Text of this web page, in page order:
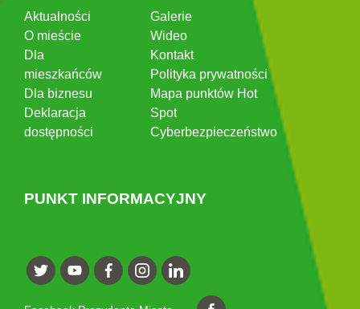
Aktualności
O mieście
Dla
mieszkańców
Dla biznesu
Deklaracja
dostępności
Galerie
Wideo
Kontakt
Polityka prywatności
Mapa punktów Hot
Spot
Cyberbezpieczeństwo
PUNKT INFORMACYJNY